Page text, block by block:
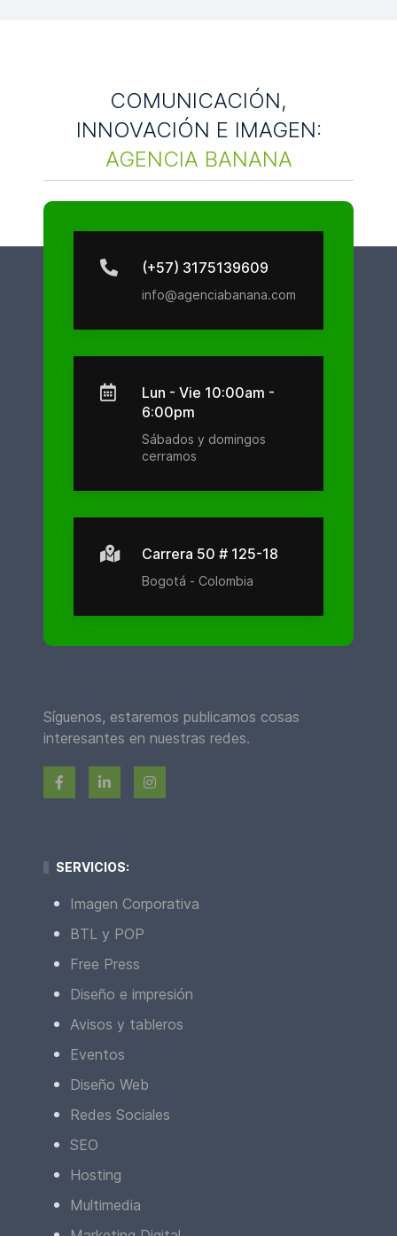
COMUNICACIÓN,
INNOVACIÓN E IMAGEN:
AGENCIA BANANA
(+57) 3175139609
info@agenciabanana.com
Lun - Vie 10:00am -
6:00pm
Sábados y domingos
cerramos
Carrera 50 # 125-18
Bogotá - Colombia
Síguenos, estaremos publicamos cosas
interesantes en nuestras redes.
SERVICIOS:
Imagen Corporativa
BTL y POP
Free Press
Diseño e impresión
Avisos y tableros
Eventos
Diseño Web
Redes Sociales
SEO
Hosting
Multimedia